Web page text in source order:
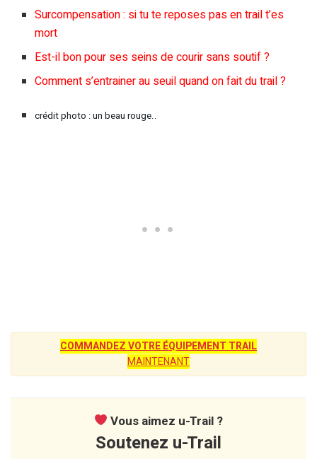
Surcompensation : si tu te reposes pas en trail t’es
mort
Est-il bon pour ses seins de courir sans soutif ?
Comment s’entrainer au seuil quand on fait du trail ?
crédit photo : un beau rouge..
COMMANDEZ VOTRE ÉQUIPEMENT TRAIL
MAINTENANT
Vous aimez u-Trail ?
Soutenez u-Trail